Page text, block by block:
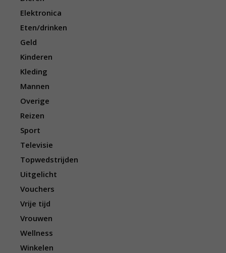
Elektronica
Eten/drinken
Geld
Kinderen
Kleding
Mannen
Overige
Reizen
Sport
Televisie
Topwedstrijden
Uitgelicht
Vouchers
Vrije tijd
Vrouwen
Wellness
Winkelen